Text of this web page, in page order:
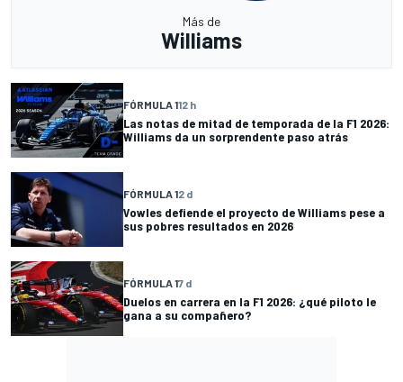
Más de
Williams
FÓRMULA 112 h
Las notas de mitad de temporada de la F1 2026:
Williams da un sorprendente paso atrás
FÓRMULA 12 d
Vowles defiende el proyecto de Williams pese a
sus pobres resultados en 2026
FÓRMULA 17 d
Duelos en carrera en la F1 2026: ¿qué piloto le
gana a su compañero?